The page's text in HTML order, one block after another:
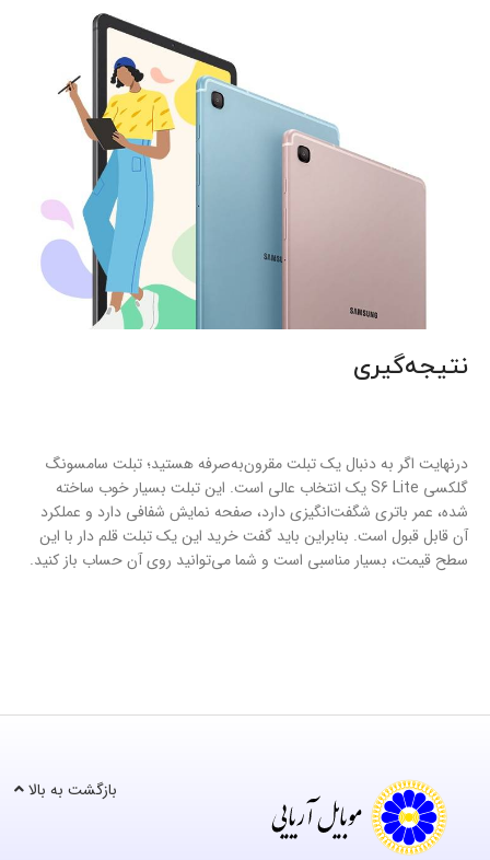
نتیجه‌گیری
درنهایت اگر به دنبال یک تبلت مقرون‌به‌صرفه هستید؛ تبلت سامسونگ
گلکسی S6 Lite یک انتخاب عالی است. این تبلت بسیار خوب ساخته
شده، عمر باتری شگفت‌انگیزی دارد، صفحه نمایش شفافی دارد و عملکرد
آن قابل قبول است. بنابراین باید گفت خرید این یک تبلت قلم دار با این
سطح قیمت، بسیار مناسبی است و شما می‌توانید روی آن حساب باز کنید.
بازگشت به بالا